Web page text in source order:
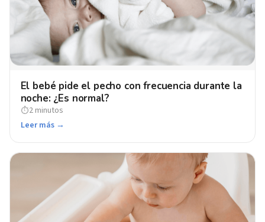
El bebé pide el pecho con frecuencia durante la
noche: ¿Еs normal?
⏱2 minutos
Leer más →